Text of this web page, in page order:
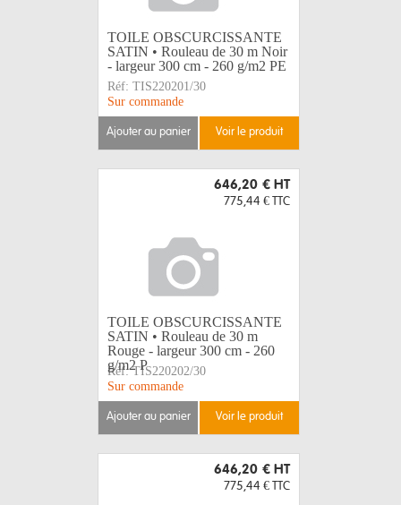
TOILE OBSCURCISSANTE
SATIN • Rouleau de 30 m Noir
- largeur 300 cm - 260 g/m2 PE
Réf: TIS220201/30
Sur commande
ajouter au panier voir le produit
646,20 € HT
775,44 € TTC
TOILE OBSCURCISSANTE
SATIN • Rouleau de 30 m
Rouge - largeur 300 cm - 260
g/m2 P
Réf: TIS220202/30
Sur commande
ajouter au panier voir le produit
646,20 € HT
775,44 € TTC